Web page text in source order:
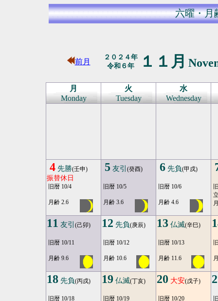
六曜・月
前月
２０２４年
令和６年
１１月
月
Monday
火
Tuesday
水
Wednesday
4 先勝(壬申)
振替休日
旧暦 10/4
月齢 2.6
5 友引 (癸酉)
旧暦 10/5
月齢 3.6
6 先負(甲戌)
旧暦 10/6
月齢 4.6
11 友引 (己卯)
旧暦 10/11
月齢 9.6
12 先負(庚辰)
旧暦 10/12
月齢 10.6
13 仏滅(辛巳)
旧暦 10/13
月齢 11.6
18 先負(丙戌)
旧暦 10/18
19 仏滅(丁亥)
旧暦 10/19
20 大安(戊子)
旧暦 10/20